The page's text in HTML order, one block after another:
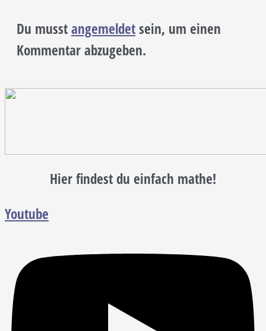
Du musstangemeldetsein, um einen
Kommentar abzugeben.
Hier findest du einfach mathe!
Youtube